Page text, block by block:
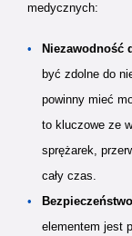
medycznych:
Niezawodność
być zdolne do
powinny mieć
to kluczowe ze
sprężarek,
cały czas.
elementem jest